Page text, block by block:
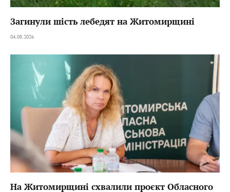
Загинули шість лебедят на Житомирщині
04.08.2026
На Житомирщині схвалили проєкт Обласного